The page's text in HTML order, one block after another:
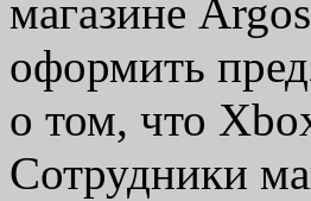
магазине
оформить
о том, что
Сотрудники